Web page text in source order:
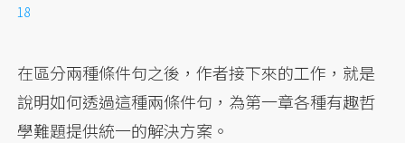
18
在區分兩種條件句之後，作者接下來的工作，就是
說明如何透過這種兩條件句，為第一章各種有趣哲
學難題提供統一的解決方案。